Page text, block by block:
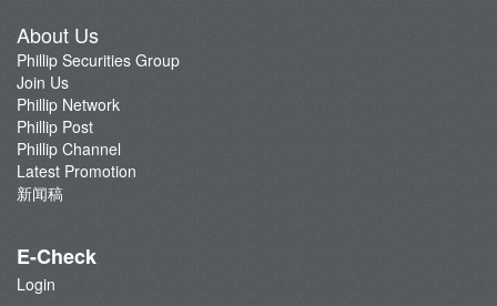
About Us
Phillip Securities Group
Join Us
Phillip Network
Phillip Post
Phillip Channel
Latest Promotion
新闻稿
E-Check
Login